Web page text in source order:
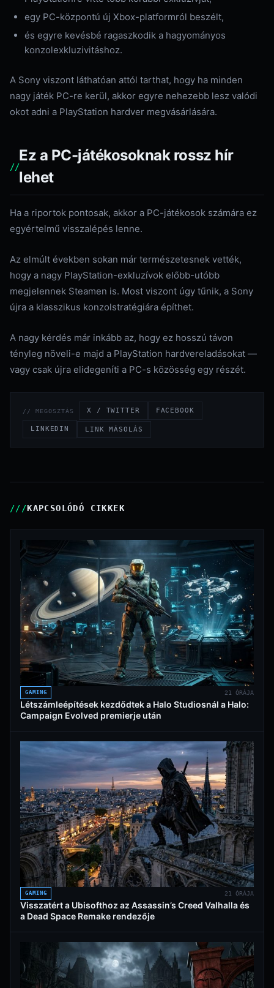
egy PC-központú új Xbox-platformról beszélt,
és egyre kevésbé ragaszkodik a hagyományos
konzolexkluzivitáshoz.
A Sony viszont láthatóan attól tarthat, hogy ha minden
nagy játék PC-re kerül, akkor egyre nehezebb lesz valódi
okot adni a PlayStation hardver megvásárlására.
Ez a PC-játékosoknak rossz hír
lehet
Ha a riportok pontosak, akkor a PC-játékosok számára ez
egyértelmű visszalépés lenne.
Az elmúlt években sokan már természetesnek vették,
hogy a nagy PlayStation-exkluzívok előbb-utóbb
megjelennek Steamen is. Most viszont úgy tűnik, a Sony
újra a klasszikus konzolstratégiára építhet.
A nagy kérdés már inkább az, hogy ez hosszú távon
tényleg növeli-e majd a PlayStation hardvereladásokat —
vagy csak újra elidegeníti a PC-s közösség egy részét.
// MEGOSZTÁS X / TWITTER FACEBOOK
LINKEDIN LINK MÁSOLÁS
KAPCSOLÓDÓ CIKKEK
GAMING 21 ÓRÁJA
Létszámleépítések kezdődtek a Halo Studiosnál a Halo:
Campaign Evolved premierje után
GAMING 21 ÓRÁJA
Visszatért a Ubisofthoz az Assassin’s Creed Valhalla és
a Dead Space Remake rendezője